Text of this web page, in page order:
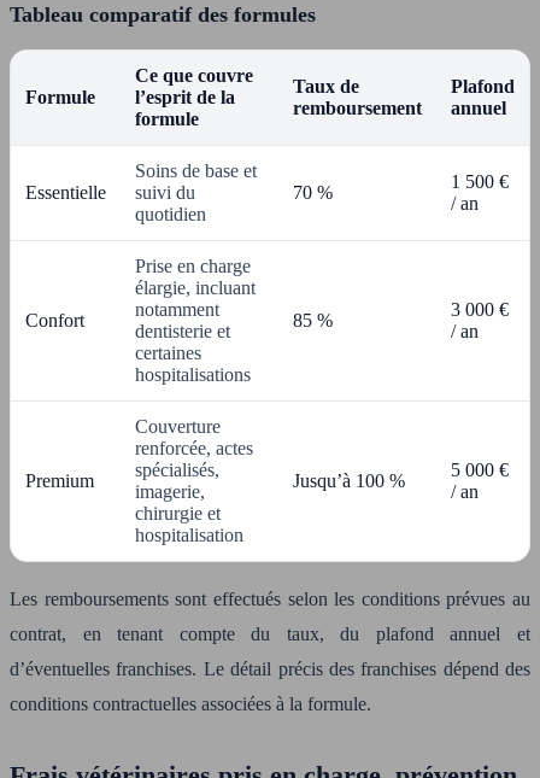
Tableau comparatif des formules
Formule
Ce que couvre
l’esprit de la
formule
Taux de
remboursement
Plafond
annuel
Essentielle
Soins de base et
suivi du
quotidien
70 %
1 500 €
/ an
Confort
Prise en charge
élargie, incluant
notamment
dentisterie et
certaines
hospitalisations
85 %
3 000 €
/ an
Premium
Couverture
renforcée, actes
spécialisés,
imagerie,
chirurgie et
hospitalisation
Jusqu’à 100 %
5 000 €
/ an
Les remboursements sont effectués selon les conditions prévues au
contrat, en tenant compte du taux, du plafond annuel et
d’éventuelles franchises. Le détail précis des franchises dépend des
conditions contractuelles associées à la formule.